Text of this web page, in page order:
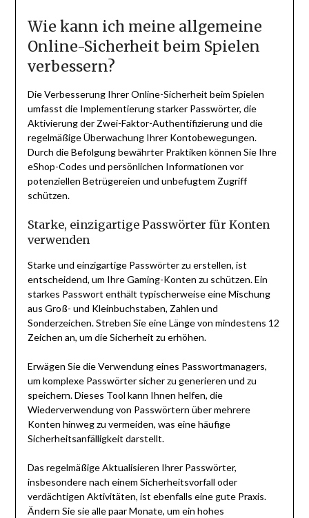
Wie kann ich meine allgemeine
Online-Sicherheit beim Spielen
verbessern?
Die Verbesserung Ihrer Online-Sicherheit beim Spielen
umfasst die Implementierung starker Passwörter, die
Aktivierung der Zwei-Faktor-Authentifizierung und die
regelmäßige Überwachung Ihrer Kontobewegungen.
Durch die Befolgung bewährter Praktiken können Sie Ihre
eShop-Codes und persönlichen Informationen vor
potenziellen Betrügereien und unbefugtem Zugriff
schützen.
Starke, einzigartige Passwörter für Konten
verwenden
Starke und einzigartige Passwörter zu erstellen, ist
entscheidend, um Ihre Gaming-Konten zu schützen. Ein
starkes Passwort enthält typischerweise eine Mischung
aus Groß- und Kleinbuchstaben, Zahlen und
Sonderzeichen. Streben Sie eine Länge von mindestens 12
Zeichen an, um die Sicherheit zu erhöhen.
Erwägen Sie die Verwendung eines Passwortmanagers,
um komplexe Passwörter sicher zu generieren und zu
speichern. Dieses Tool kann Ihnen helfen, die
Wiederverwendung von Passwörtern über mehrere
Konten hinweg zu vermeiden, was eine häufige
Sicherheitsanfälligkeit darstellt.
Das regelmäßige Aktualisieren Ihrer Passwörter,
insbesondere nach einem Sicherheitsvorfall oder
verdächtigen Aktivitäten, ist ebenfalls eine gute Praxis.
Ändern Sie sie alle paar Monate, um ein hohes